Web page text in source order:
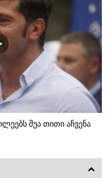
შუა თითი აჩვენა